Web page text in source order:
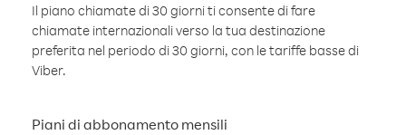
Il piano chiamate di 30 giorni ti consente di fare
chiamate internazionali verso la tua destinazione
preferita nel periodo di 30 giorni, con le tariffe basse di
Viber.
Piani di abbonamento mensili